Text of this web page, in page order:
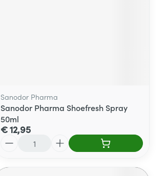
Sanodor Pharma
Sanodor Pharma Shoefresh Spray
50ml
€ 12,95